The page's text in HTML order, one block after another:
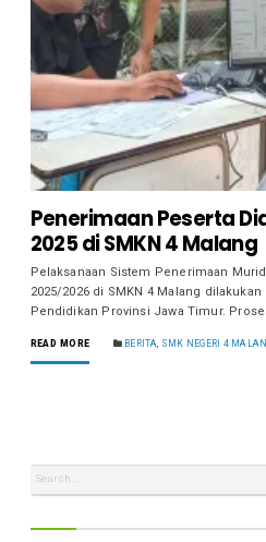
Penerimaan Peserta
2025 di SMKN 4 Malang
Pelaksanaan Sistem Penerimaan
2025/2026 di SMKN 4 Malang
Pendidikan Provinsi Jawa Timur.
READ MORE BERITA SMK NEGERI 4